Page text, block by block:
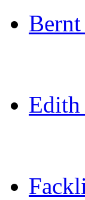
Edith